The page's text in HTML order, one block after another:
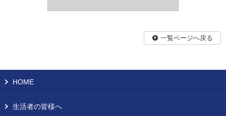
一覧ページへ戻る
HOME
生活者の皆様へ